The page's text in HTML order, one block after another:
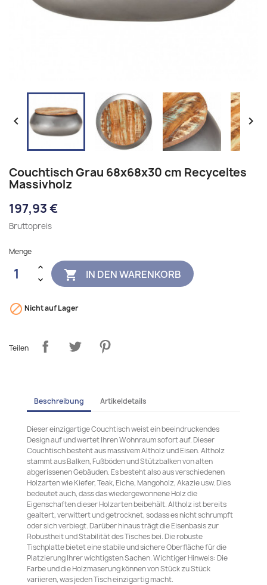
 
Couchtisch Grau 68x68x30 cm Recyceltes
Massivholz
197,93 €
Bruttopreis
Menge
 IN DEN WARENKORB
 Nicht auf Lager
Teilen
Beschreibung Artikeldetails
Dieser einzigartige Couchtisch weist ein beeindruckendes
Design auf und wertet Ihren Wohnraum sofort auf. Dieser
Couchtisch besteht aus massivem Altholz und Eisen. Altholz
stammt aus Balken, Fußböden und Stützbalken von alten
abgerissenen Gebäuden. Es besteht also aus verschiedenen
Holzarten wie Kiefer, Teak, Eiche, Mangoholz, Akazie usw. Dies
bedeutet auch, dass das wiedergewonnene Holz die
Eigenschaften dieser Holzarten beibehält. Altholz ist bereits
gealtert, verwittert und getrocknet, sodass es nicht schrumpft
oder sich verbiegt. Darüber hinaus trägt die Eisenbasis zur
Robustheit und Stabilität des Tisches bei. Die robuste
Tischplatte bietet eine stabile und sichere Oberfläche für die
Platzierung Ihrer wichtigsten Sachen. Wichtiger Hinweis: Die
Farbe und die Holzmaserung können von Stück zu Stück
variieren, was jeden Tisch einzigartig macht.